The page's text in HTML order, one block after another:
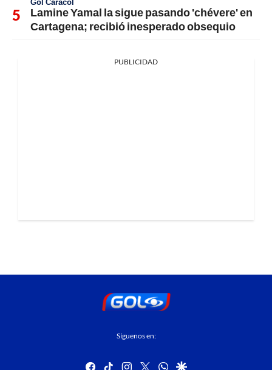
Lamine Yamal la sigue pasando 'chévere' en
Cartagena; recibió inesperado obsequio
PUBLICIDAD
Síguenos en:
facebook
tiktok instagram
twitterwhatsapp
google